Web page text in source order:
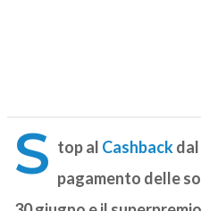
S top al Cashbackdal
pagamento delle